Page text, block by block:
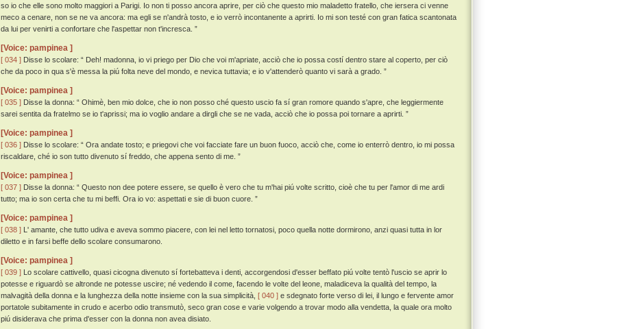
so io che elle sono molto maggiori a Parigi. Io non ti posso ancora aprire, per ciò che questo mio maladetto fratello, che iersera ci venne
meco a cenare, non se ne va ancora: ma egli se n'andrà tosto, e io verrò incontanente a aprirti. Io mi son testé con gran fatica scantonata
da lui per venirti a confortare che l'aspettar non t'incresca. ”
[Voice: pampinea ]
[ 034 ] Disse lo scolare: “ Deh! madonna, io vi priego per Dio che voi m'apriate, acciò che io possa costí dentro stare al coperto, per ciò
che da poco in qua s'è messa la piú folta neve del mondo, e nevica tuttavia; e io v'attenderò quanto vi sarà a grado. ”
[Voice: pampinea ]
[ 035 ] Disse la donna: “ Ohimè, ben mio dolce, che io non posso ché questo uscio fa sí gran romore quando s'apre, che leggiermente
sarei sentita da fratelmo se io t'aprissi; ma io voglio andare a dirgli che se ne vada, acciò che io possa poi tornare a aprirti. ”
[Voice: pampinea ]
[ 036 ] Disse lo scolare: “ Ora andate tosto; e priegovi che voi facciate fare un buon fuoco, acciò che, come io enterrò dentro, io mi possa
riscaldare, ché io son tutto divenuto sí freddo, che appena sento di me. ”
[Voice: pampinea ]
[ 037 ] Disse la donna: “ Questo non dee potere essere, se quello è vero che tu m'hai piú volte scritto, cioè che tu per l'amor di me ardi
tutto; ma io son certa che tu mi beffi. Ora io vo: aspettati e sie di buon cuore. ”
[Voice: pampinea ]
[ 038 ] L' amante, che tutto udiva e aveva sommo piacere, con lei nel letto tornatosi, poco quella notte dormirono, anzi quasi tutta in lor
diletto e in farsi beffe dello scolare consumarono.
[Voice: pampinea ]
[ 039 ] Lo scolare cattivello, quasi cicogna divenuto sí fortebatteva i denti, accorgendosi d'esser beffato piú volte tentò l'uscio se aprir lo
potesse e riguardò se altronde ne potesse uscire; né vedendo il come, facendo le volte del leone, maladiceva la qualità del tempo, la
malvagità della donna e la lunghezza della notte insieme con la sua simplicità, [ 040 ] e sdegnato forte verso di lei, il lungo e fervente amor
portatole subitamente in crudo e acerbo odio transmutò, seco gran cose e varie volgendo a trovar modo alla vendetta, la quale ora molto
piú disiderava che prima d'esser con la donna non avea disiato.